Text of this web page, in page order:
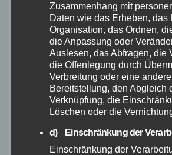
Juli 2025
Juni 2025
Mai 2025
April 2025
März 2025
Zusammenhang mit
Daten wie das Erheben, das
Organisation, das Ordnen,
die Anpassung oder
Auslesen, das Abfragen, die
die Offenlegung durch
Verbreitung oder eine
Bereitstellung, den Abgleich
Verknüpfung, die
Löschen oder die
d) Einschränkung der
Einschränkung der